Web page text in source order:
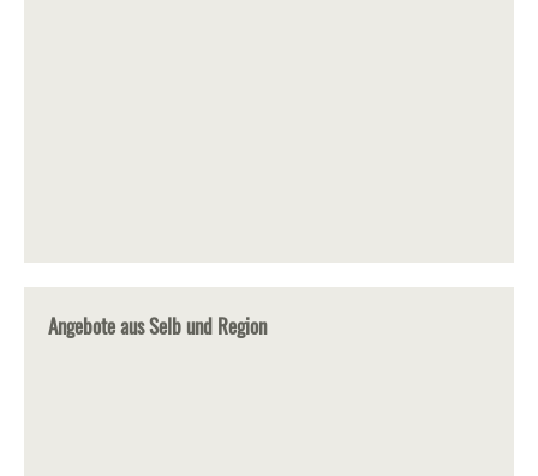
Angebote aus Selb und Region